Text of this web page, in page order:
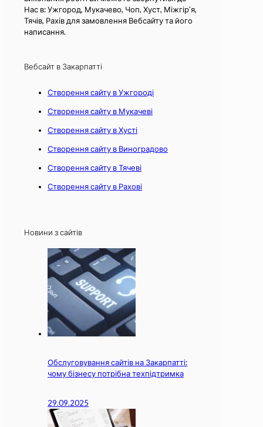
Нас в: Ужгород, Мукачево, Чоп, Хуст, Міжгір’я,
Тячів, Рахів для замовлення Вебсайту та його
написання.
Вебсайт в Закарпатті
Створення сайту в Ужгороді
Створення сайту в Мукачеві
Створення сайту в Хусті
Створення сайту в Виноградово
Створення сайту в Тячеві
Створення сайту в Рахові
Новини з сайтів
Обслуговування сайтів на Закарпатті:
чому бізнесу потрібна техпідтримка
29.09.2025